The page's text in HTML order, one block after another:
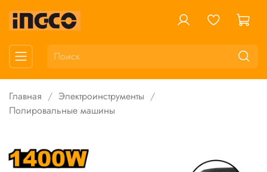
Главная
Электроинструменты
Полировальные машины